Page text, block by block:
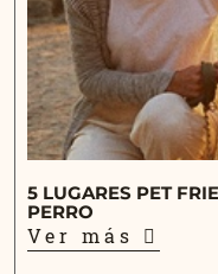
5 LUGARES PET
PERRO
Ver más